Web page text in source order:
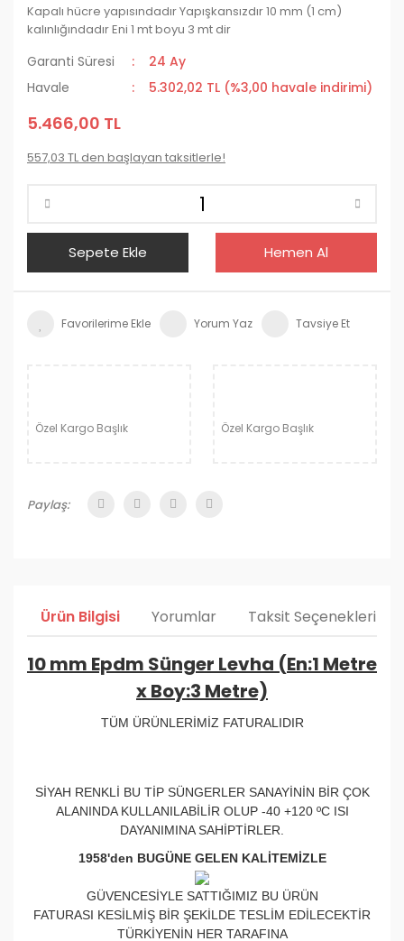
Kapalı hücre yapısındadır Yapışkansızdır 10 mm (1 cm)
kalınlığındadır Eni 1 mt boyu 3 mt dir
Garanti Süresi
24 Ay
Havale
5.302,02 TL (%3,00 havale indirimi)
5.466,00 TL
557,03 TL den başlayan taksitlerle!
Sepete Ekle Hemen Al
Yorum Yaz Tavsiye Et
Özel Kargo Başlık Özel Kargo Başlık
Paylaş:
Ürün Bilgisi Yorumlar Taksit Seçenekleri
10 mm Epdm Sünger Levha (En:1 Metre
x Boy:3 Metre)
TÜM ÜRÜNLERİMİZ FATURALIDIR
SİYAH RENKLİ BU TİP SÜNGERLER SANAYİNİN BİR ÇOK
ALANINDA KULLANILABİLİR OLUP -40 +120 ºC ISI
DAYANIMINA SAHİPTİRLER.
1958'den BUGÜNE GELEN KALİTEMİZLE
GÜVENCESİYLE SATTIĞIMIZ BU ÜRÜN
FATURASI KESİLMİŞ BİR ŞEKİLDE TESLİM EDİLECEKTİR
TÜRKİYENİN HER TARAFINA